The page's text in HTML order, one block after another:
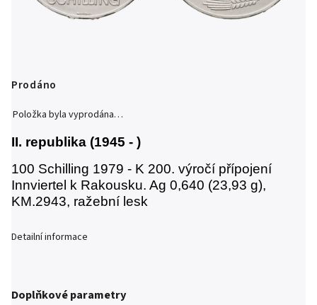
Prodáno
Položka byla vyprodána…
II. republika (1945 - )
100 Schilling 1979 - K 200. výročí přípojení
Innviertel k Rakousku. Ag 0,640 (23,93 g),
KM.2943, ražební lesk
Detailní informace
Doplňkové parametry